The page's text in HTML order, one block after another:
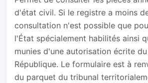
d'état civil. Si le registre a moins
consultation n'est possible que
l'État spécialement habilités ainsi
munies d'une autorisation écrite
République. Le formulaire est à
du parquet du tribunal